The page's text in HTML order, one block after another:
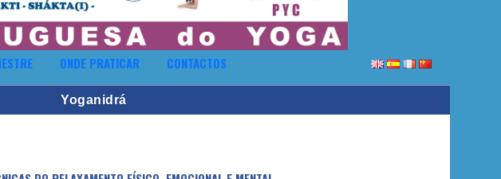
ONDE PRATICAR CONTACTOS
Yoganidrá